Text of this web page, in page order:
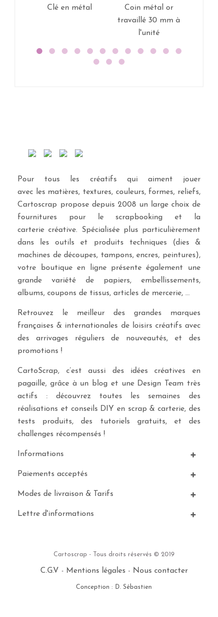
Clé en métal
Coin métal or
travaillé 30 mm à
l'unité
Pour tous les créatifs qui aiment jouer
avec les matières, textures, couleurs, formes, reliefs,
Cartoscrap propose depuis 2008 un large choix de
fournitures pour le scrapbooking et la
carterie créative. Spécialisée plus particulièrement
dans les outils et produits techniques (dies &
machines de découpes, tampons, encres, peintures),
votre boutique en ligne présente également une
grande variété de papiers, embellissements,
albums, coupons de tissus, articles de mercerie, …
Retrouvez le meilleur des grandes marques
françaises & internationales de loisirs créatifs avec
des arrivages réguliers de nouveautés, et des
promotions !
CartoScrap, c’est aussi des idées créatives en
pagaille, grâce à un blog et une Design Team très
actifs : découvrez toutes les semaines des
réalisations et conseils DIY en scrap & carterie, des
tests produits, des tutoriels gratuits, et des
challenges récompensés !
Informations
Paiements acceptés
Modes de livraison & Tarifs
Lettre d'informations
Cartoscrap - Tous droits réservés © 2019
C.G.V - Mentions légales - Nous contacter
Conception : D. Sébastien